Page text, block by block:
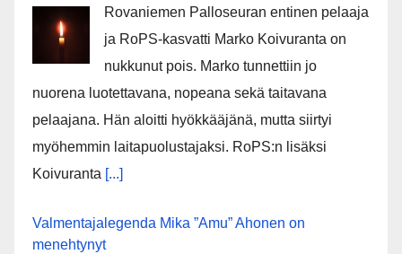
Rovaniemen Palloseuran entinen pelaaja
ja RoPS-kasvatti Marko Koivuranta on
nukkunut pois. Marko tunnettiin jo
nuorena luotettavana, nopeana sekä taitavana
pelaajana. Hän aloitti hyökkääjänä, mutta siirtyi
myöhemmin laitapuolustajaksi. RoPS:n lisäksi
Koivuranta [...]
Valmentajalegenda Mika ”Amu” Ahonen on
menehtynyt